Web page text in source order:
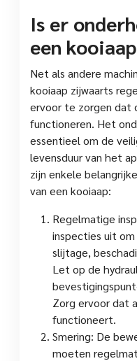
Is er
een
Net als andere
kooiaap zijwaarts
ervoor te zorgen dat
functioneren. Het
essentieel om de
levensduur van het
zijn enkele
van een kooiaap:
Regelmatige
inspecties uit
slijtage,
Let op de
Zorg ervoor dat
functioneert.
Smering: De
moeten